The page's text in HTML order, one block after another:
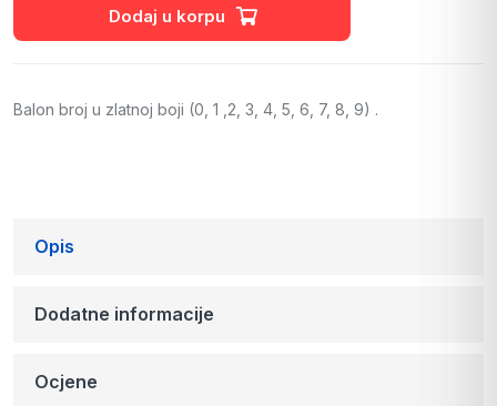
Dodaj u korpu
Balon broj u zlatnoj boji (0, 1 ,2, 3, 4, 5, 6, 7, 8, 9) .
Opis
Dodatne informacije
Ocjene